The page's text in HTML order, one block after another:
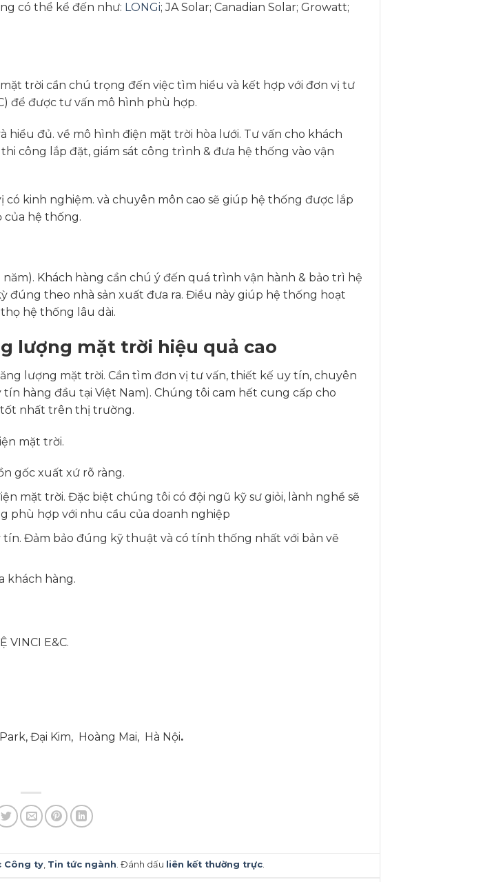
có thể kể đến như: LONGi; JA Solar; Canadian Solar; Growatt;
trời cần chú trọng đến việc tìm hiểu và kết hợp với đơn vị tư
để được tư vấn mô hình phù hợp.
đủ. về mô hình điện mặt trời hòa lưới. Tư vấn cho khách
công lắp đặt, giám sát công trình & đưa hệ thống vào vận
kinh nghiệm. và chuyên môn cao sẽ giúp hệ thống được lắp
của hệ thống.
Khách hàng cần chú ý đến quá trình vận hành & bảo trì hệ
đúng theo nhà sản xuất đưa ra. Điều này giúp hệ thống hoạt
hệ thống lâu dài.
lượng mặt trời hiệu quả cao
lượng mặt trời. Cần tìm đơn vị tư vấn, thiết kế uy tín, chuyên
tín hàng đầu tại Việt Nam). Chúng tôi cam hết cung cấp cho
nhất trên thị trường.
mặt trời.
gốc xuất xứ rõ ràng.
mặt trời. Đặc biệt chúng tôi có đội ngũ kỹ sư giỏi, lành nghề sẽ
phù hợp với nhu cầu của doanh nghiệp
tín. Đảm bảo đúng kỹ thuật và có tính thống nhất với bản vẽ
khách hàng.
VINCI E&C.
Đại Kim, Hoàng Mai, Hà Nội.
Công ty, Tin tức ngành. Đánh dấu liên kết thường trực.